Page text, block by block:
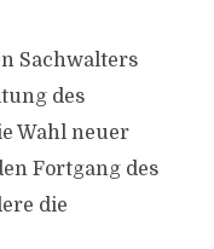
Sachwalters
des
Wahl neuer
Fortgang des
die